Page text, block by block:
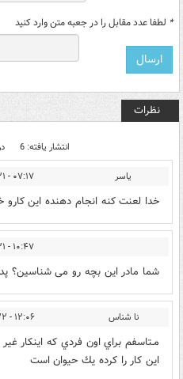
* لطفا عدد مقابل را در جعبه متن وارد کنید
نظرات
انتشار یافته: 6
ياسر ۰۷:۱۷ - ۱۳۹۰/۰۴/۲۱
خدا لعنت كنه انجام دهنده اين
۱۰:۴۷ - ۱۳۹۰/۰۴/۲۱
شما مادر این بچه رو می شناسین؟
نا شناس ۱۲:۰۶ - ۱۳۹۰/۰۴/۲۲
مـتاسفم براي اون فردي كه اينكار
اين كار را كرده يك حيوان است